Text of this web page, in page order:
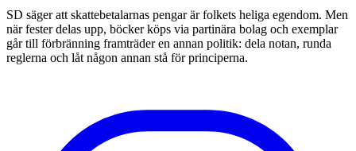
SD säger att skattebetalarnas pengar är folkets heliga egendom. Men
när fester delas upp, böcker köps via partinära bolag och exemplar
går till förbränning framträder en annan politik: dela notan, runda
reglerna och låt någon annan stå för principerna.